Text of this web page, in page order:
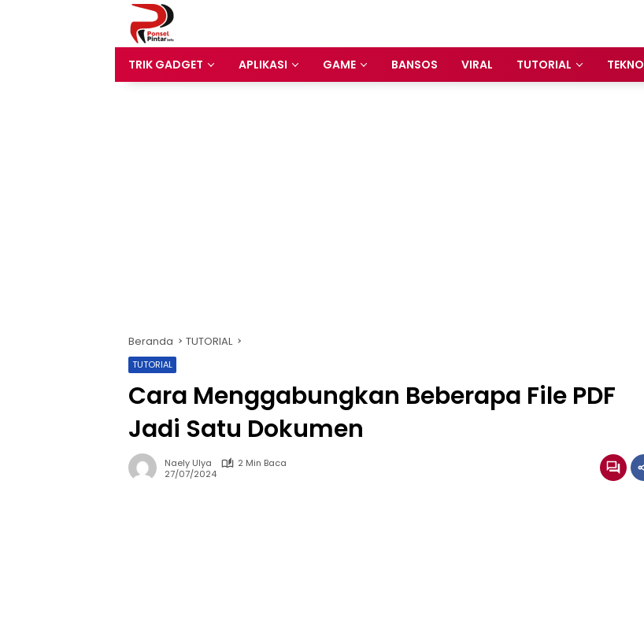
TRIK GADGET
APLIKASI GAME BANSOS VIRAL TUTORIAL TEKNO
Beranda TUTORIAL
TUTORIAL
Cara Menggabungkan Beberapa File PDF
Jadi Satu Dokumen
Naely Ulya
2 Min Baca
27/07/2024